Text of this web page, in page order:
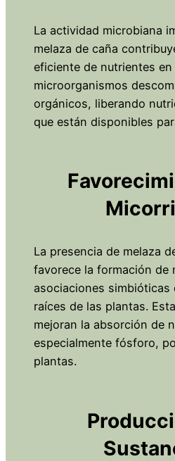
La actividad microbiana
melaza de caña
eficiente de nutrientes en
microorganismos
orgánicos, liberando
que están disponibles
La presencia de melaza
favorece la formación de
asociaciones simbióticas
raíces de las plantas.
mejoran la absorción de
especialmente fósforo,
plantas.